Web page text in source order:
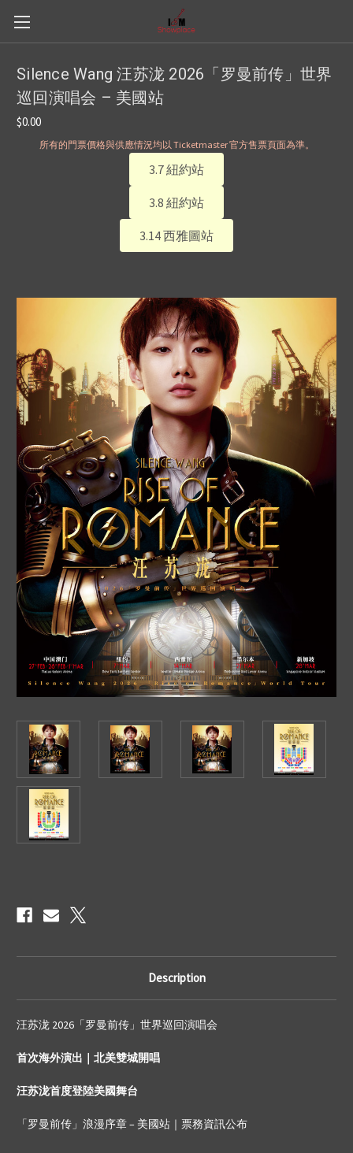
Silence Wang 汪苏泷 2026「罗曼前传」世界
巡回演唱会 – 美國站
$0.00
所有的門票價格與供應情況均以 Ticketmaster 官方售票頁面為準。
3.7 紐約站
3.8 紐約站
3.14 西雅圖站
Description
汪苏泷 2026「罗曼前传」世界巡回演唱会
首次海外演出｜北美雙城開唱
汪苏泷首度登陸美國舞台
「罗曼前传」浪漫序章 – 美國站｜票務資訊公布